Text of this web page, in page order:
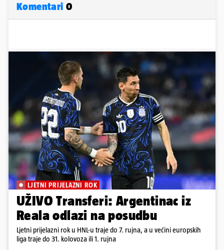
Komentari 0
LJETNI PRIJELAZNI ROK
UŽIVO Transferi: Argentinac iz
Reala odlazi na posudbu
Ljetni prijelazni rok u HNL-u traje do 7. rujna, a u većini europskih
liga traje do 31. kolovoza ili 1. rujna